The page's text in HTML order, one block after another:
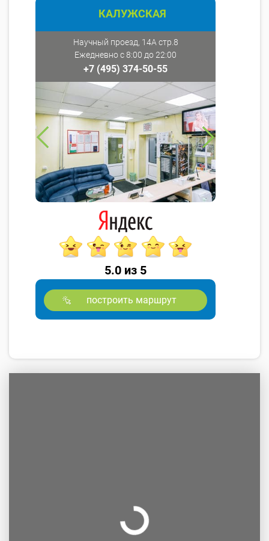
КАЛУЖСКАЯ
Научный проезд, 14А стр.8
Ежедневно с 8:00 до 22:00
+7 (495) 374-50-55
5.0 из 5
построить маршрут